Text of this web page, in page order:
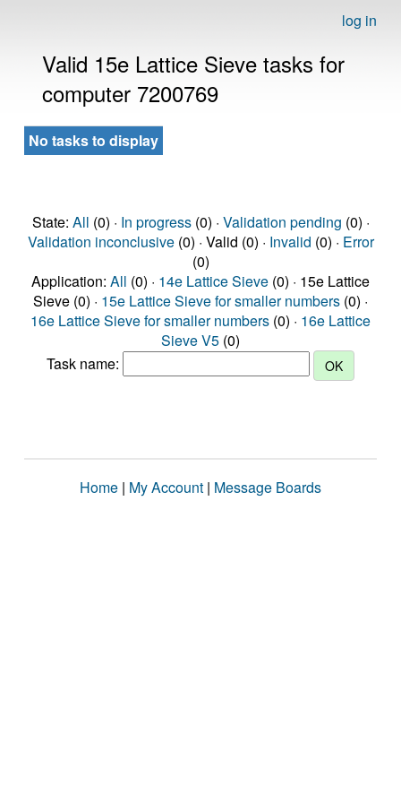
log in
Valid 15e Lattice Sieve tasks for
computer 7200769
No tasks to display
State: All (0) · In progress(0) · Validation pending (0) ·
Validation inconclusive(0) · Valid (0) · Invalid (0) · Error
(0)
Application: All (0) · 14e Lattice Sieve (0) · 15e Lattice
Sieve (0) · 15e Lattice Sieve for smaller numbers (0) ·
16e Lattice Sieve for smaller numbers (0) · 16e Lattice
Sieve V5 (0)
Task name:
Home | My Account | Message Boards